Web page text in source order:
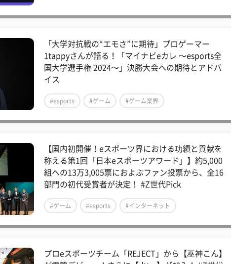
「大学対抗戦の“エモさ”に期待」プロゲーマー
1tappyさんが語る！「マイナビeカレ 〜esports全
国大学選手権 2024〜」決勝大会への期待とアドバ
イス
#esports #ゲーム #ゲーム業界
【国内初開催！eスポーツ界における功績と貢献を
称える第1回「日本eスポーツアワード」】約5,000
組への13万3,005票におよぶファン投票から、全16
部門の初代受賞者が決定！ #Z世代Pick
#ゲーム #esports #インターネット
プロeスポーツチーム「REJECT」から【巫神こん】